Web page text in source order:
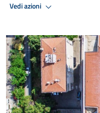
Vedi azioni